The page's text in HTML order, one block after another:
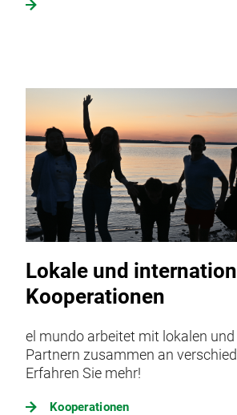
Lokale und
Kooperationen
el mundo arbeitet mit lokalen
Partnern zusammen an
Erfahren Sie mehr!
Kooperationen